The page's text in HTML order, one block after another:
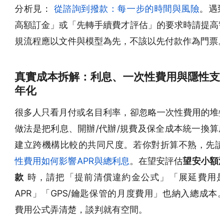
分析見： 從諮詢到撥款：每一步的時間與風險。遇
高額訂金」或「先轉手續費才評估」的要求時請提
規流程應以文件與模型為先，不該以先付款作為門票
真實成本拆解：利息、一次性費用與隱性
年化
很多人只看月付或名目利率，卻忽略一次性費用的
做法是把利息、開辦/代辦/規費及保全成本統一換算
建立跨機構比較的共同尺度。若你對折算不熟，先
性費用如何影響APR與總利息。在望安評估望安小
款 時，請把「提前清償違約金公式」「展延費用
APR」「GPS/鑰匙保管的月度費用」也納入總成
費用公式弄清楚，談判就有空間。